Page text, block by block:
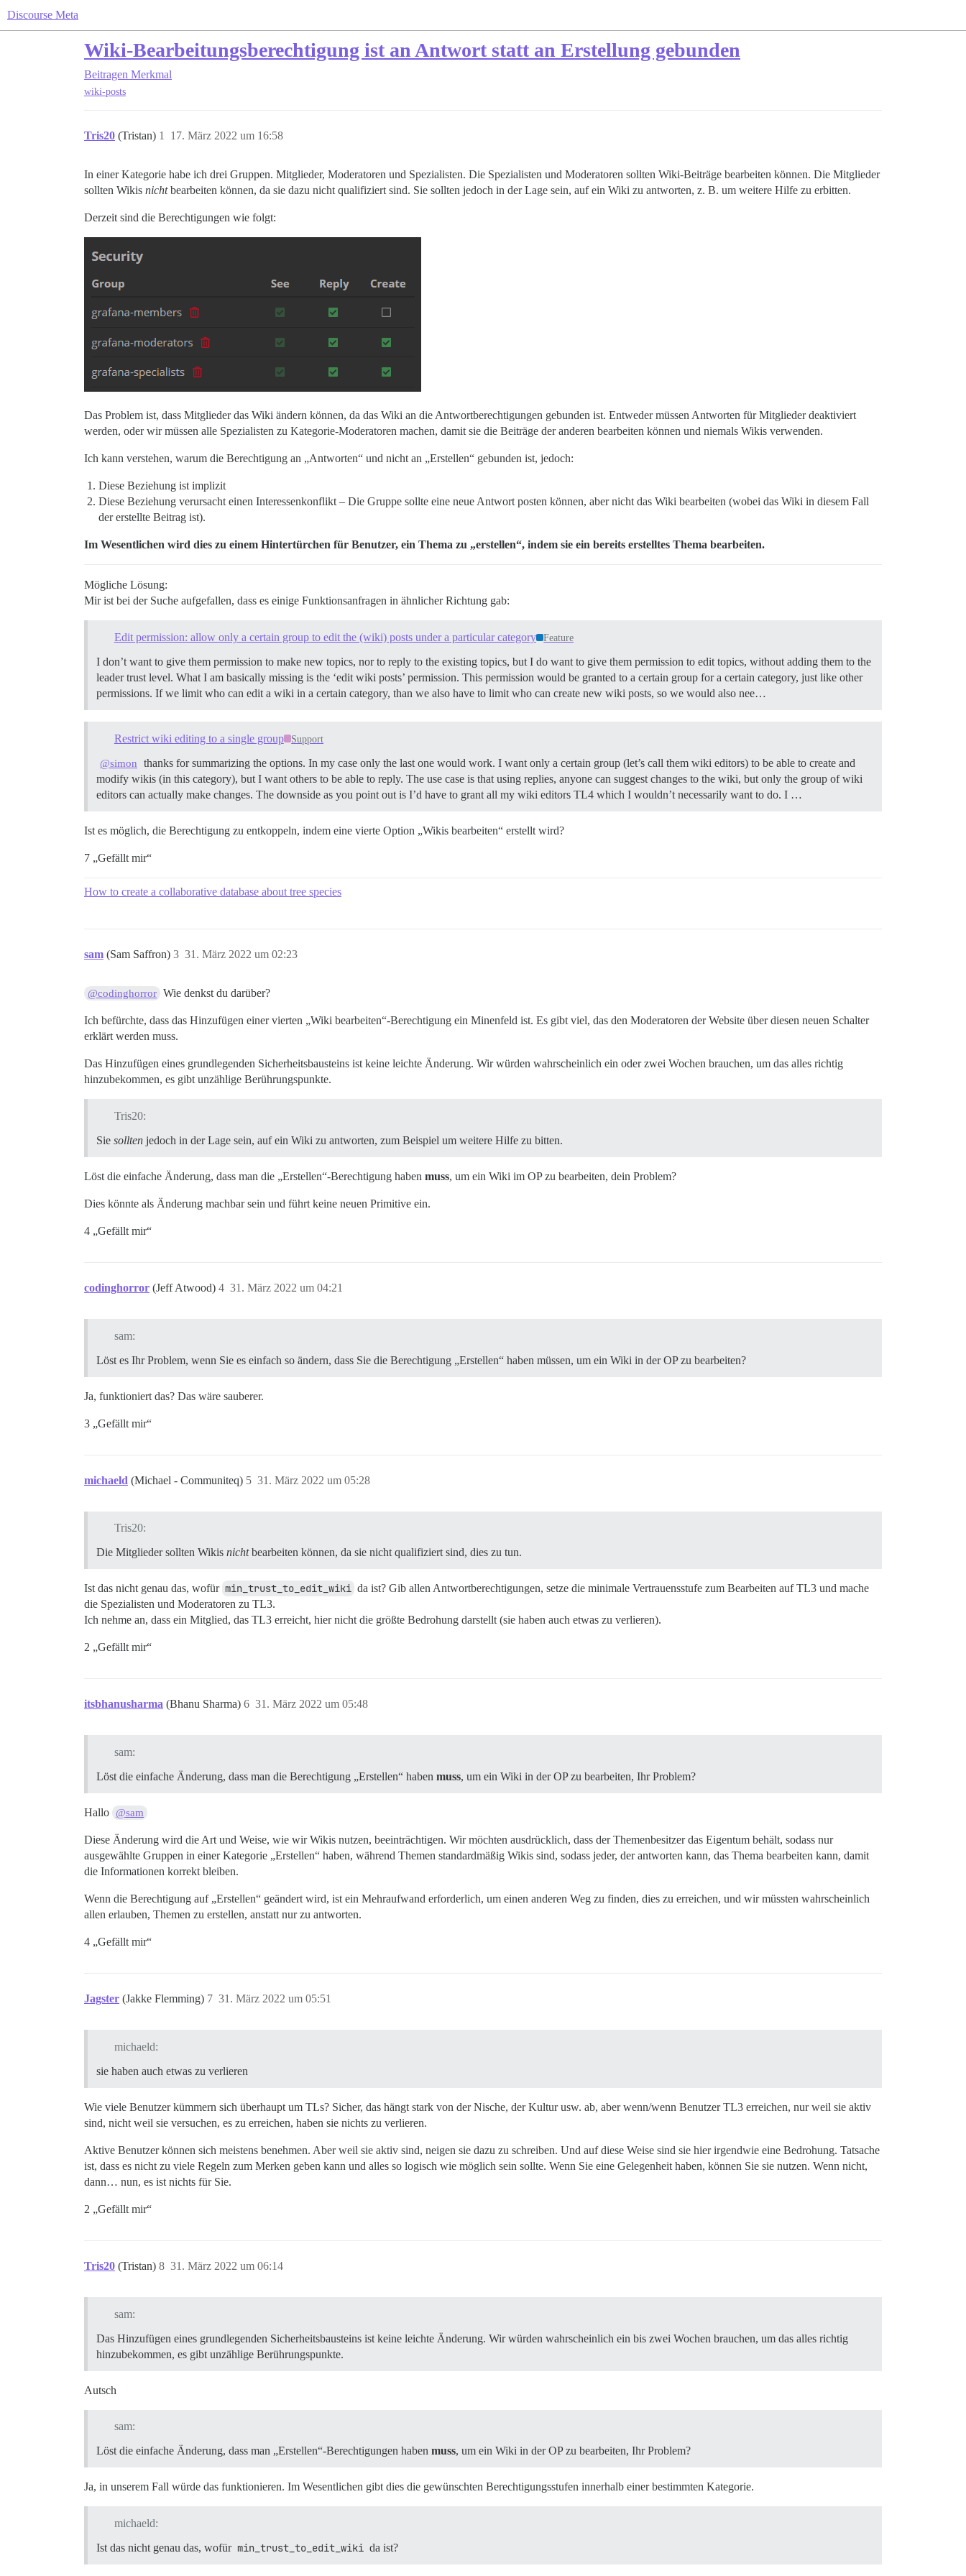
Discourse Meta
Wiki-Bearbeitungsberechtigung ist an Antwort statt an Erstellung gebunden
Beitragen Merkmal
wiki-posts
Tris20 (Tristan) 17. März 2022 um 16:58
1
In einer Kategorie habe ich drei Gruppen. Mitglieder, Moderatoren und Spezialisten. Die Spezialisten und Moderatoren sollten Wiki-Beiträge bearbeiten können. Die Mitglieder
sollten Wikis nichtbearbeiten können, da sie dazu nicht qualifiziert sind. Sie sollten jedoch in der Lage sein, auf ein Wiki zu antworten, z. B. um weitere Hilfe zu erbitten.
Derzeit sind die Berechtigungen wie folgt:
Das Problem ist, dass Mitglieder das Wiki ändern können, da das Wiki an die Antwortberechtigungen gebunden ist. Entweder müssen Antworten für Mitglieder deaktiviert
werden, oder wir müssen alle Spezialisten zu Kategorie-Moderatoren machen, damit sie die Beiträge der anderen bearbeiten können und niemals Wikis verwenden.
Ich kann verstehen, warum die Berechtigung an „Antworten“ und nicht an „Erstellen“ gebunden ist, jedoch:
Diese Beziehung ist implizit
Diese Beziehung verursacht einen Interessenkonflikt – Die Gruppe sollte eine neue Antwort posten können, aber nicht das Wiki bearbeiten (wobei das Wiki in diesem Fall
der erstellte Beitrag ist).
Im Wesentlichen wird dies zu einem Hintertürchen für Benutzer, ein Thema zu „erstellen“, indem sie ein bereits erstelltes Thema bearbeiten.
Mögliche Lösung:
Mir ist bei der Suche aufgefallen, dass es einige Funktionsanfragen in ähnlicher Richtung gab:
Edit permission: allow only a certain group to edit the (wiki) posts under a particular category Feature
I don’t want to give them permission to make new topics, nor to reply to the existing topics, but I do want to give them permission to edit topics, without adding them to the
leader trust level. What I am basically missing is the ‘edit wiki posts’ permission. This permission would be granted to a certain group for a certain category, just like other
permissions. If we limit who can edit a wiki in a certain category, than we also have to limit who can create new wiki posts, so we would also nee…
Restrict wiki editing to a single group Support
@simon
thanks for summarizing the options. In my case only the last one would work. I want only a certain group (let’s call them wiki editors) to be able to create and
modify wikis (in this category), but I want others to be able to reply. The use case is that using replies, anyone can suggest changes to the wiki, but only the group of wiki
editors can actually make changes. The downside as you point out is I’d have to grant all my wiki editors TL4 which I wouldn’t necessarily want to do. I …
Ist es möglich, die Berechtigung zu entkoppeln, indem eine vierte Option „Wikis bearbeiten“ erstellt wird?
7 „Gefällt mir“
How to create a collaborative database about tree species
sam (Sam Saffron) 31. März 2022 um 02:23
3
@codinghorror Wie denkst du darüber?
Ich befürchte, dass das Hinzufügen einer vierten „Wiki bearbeiten“-Berechtigung ein Minenfeld ist. Es gibt viel, das den Moderatoren der Website über diesen neuen Schalter
erklärt werden muss.
Das Hinzufügen eines grundlegenden Sicherheitsbausteins ist keine leichte Änderung. Wir würden wahrscheinlich ein oder zwei Wochen brauchen, um das alles richtig
hinzubekommen, es gibt unzählige Berührungspunkte.
Tris20:
Sie sollten jedoch in der Lage sein, auf ein Wiki zu antworten, zum Beispiel um weitere Hilfe zu bitten.
Löst die einfache Änderung, dass man die „Erstellen“-Berechtigung haben muss, um ein Wiki im OP zu bearbeiten, dein Problem?
Dies könnte als Änderung machbar sein und führt keine neuen Primitive ein.
4 „Gefällt mir“
codinghorror (Jeff Atwood) 31. März 2022 um 04:21
4
sam:
Löst es Ihr Problem, wenn Sie es einfach so ändern, dass Sie die Berechtigung „Erstellen“ haben müssen, um ein Wiki in der OP zu bearbeiten?
Ja, funktioniert das? Das wäre sauberer.
3 „Gefällt mir“
michaeld (Michael - Communiteq) 31. März 2022 um 05:28
5
Tris20:
Die Mitglieder sollten Wikis nichtbearbeiten können, da sie nicht qualifiziert sind, dies zu tun.
Ist das nicht genau das, wofür min_trust_to_edit_wiki da ist? Gib allen Antwortberechtigungen, setze die minimale Vertrauensstufe zum Bearbeiten auf TL3 und mache
die Spezialisten und Moderatoren zu TL3.
Ich nehme an, dass ein Mitglied, das TL3 erreicht, hier nicht die größte Bedrohung darstellt (sie haben auch etwas zu verlieren).
2 „Gefällt mir“
itsbhanusharma (Bhanu Sharma) 31. März 2022 um 05:48
6
sam:
Löst die einfache Änderung, dass man die Berechtigung „Erstellen“ haben muss, um ein Wiki in der OP zu bearbeiten, Ihr Problem?
Hallo @sam
Diese Änderung wird die Art und Weise, wie wir Wikis nutzen, beeinträchtigen. Wir möchten ausdrücklich, dass der Themenbesitzer das Eigentum behält, sodass nur
ausgewählte Gruppen in einer Kategorie „Erstellen“ haben, während Themen standardmäßig Wikis sind, sodass jeder, der antworten kann, das Thema bearbeiten kann, damit
die Informationen korrekt bleiben.
Wenn die Berechtigung auf „Erstellen“ geändert wird, ist ein Mehraufwand erforderlich, um einen anderen Weg zu finden, dies zu erreichen, und wir müssten wahrscheinlich
allen erlauben, Themen zu erstellen, anstatt nur zu antworten.
4 „Gefällt mir“
Jagster (Jakke Flemming) 31. März 2022 um 05:51
7
michaeld:
sie haben auch etwas zu verlieren
Wie viele Benutzer kümmern sich überhaupt um TLs? Sicher, das hängt stark von der Nische, der Kultur usw. ab, aber wenn/wenn Benutzer TL3 erreichen, nur weil sie aktiv
sind, nicht weil sie versuchen, es zu erreichen, haben sie nichts zu verlieren.
Aktive Benutzer können sich meistens benehmen. Aber weil sie aktiv sind, neigen sie dazu zu schreiben. Und auf diese Weise sind sie hier irgendwie eine Bedrohung. Tatsache
ist, dass es nicht zu viele Regeln zum Merken geben kann und alles so logisch wie möglich sein sollte. Wenn Sie eine Gelegenheit haben, können Sie sie nutzen. Wenn nicht,
dann… nun, es ist nichts für Sie.
2 „Gefällt mir“
Tris20 (Tristan) 31. März 2022 um 06:14
8
sam:
Das Hinzufügen eines grundlegenden Sicherheitsbausteins ist keine leichte Änderung. Wir würden wahrscheinlich ein bis zwei Wochen brauchen, um das alles richtig
hinzubekommen, es gibt unzählige Berührungspunkte.
Autsch
sam:
Löst die einfache Änderung, dass man „Erstellen“-Berechtigungen haben muss, um ein Wiki in der OP zu bearbeiten, Ihr Problem?
Ja, in unserem Fall würde das funktionieren. Im Wesentlichen gibt dies die gewünschten Berechtigungsstufen innerhalb einer bestimmten Kategorie.
michaeld:
Ist das nicht genau das, wofür min_trust_to_edit_wiki da ist?